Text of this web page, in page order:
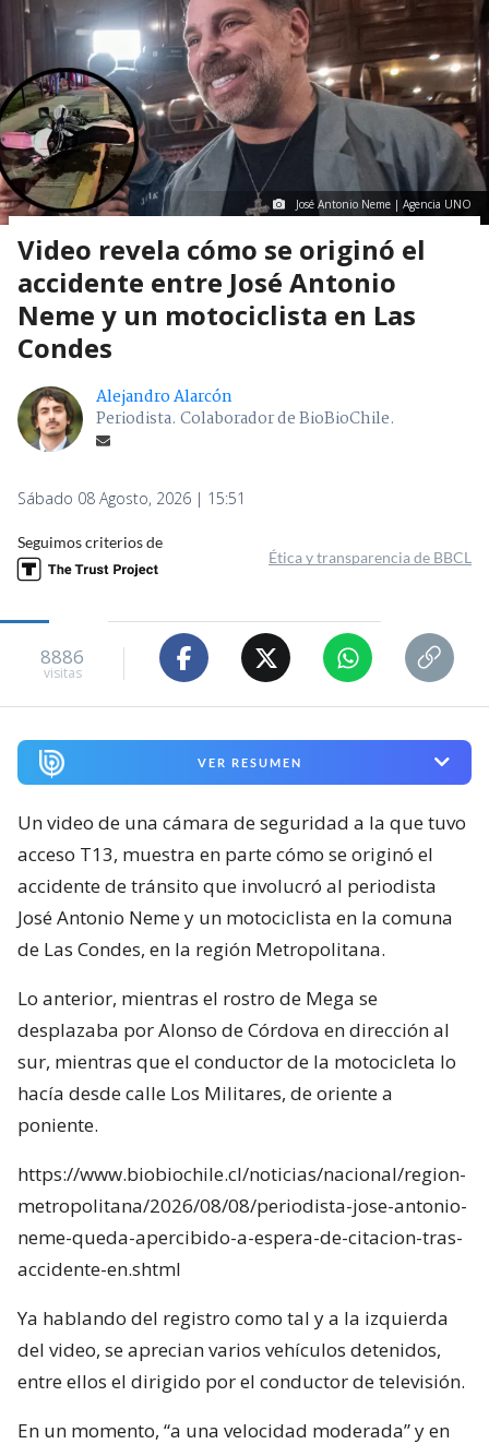
José Antonio Neme | Agencia UNO
Video revela cómo se originó el
accidente entre José Antonio
Neme y un motociclista en Las
Condes
Alejandro Alarcón
Periodista. Colaborador de BioBioChile.
Sábado 08 Agosto, 2026 | 15:51
Seguimos criterios de
Ética y transparencia de BBCL
8886
visitas
VER RESUMEN
Un video de una cámara de seguridad a la que tuvo
acceso T13, muestra en parte cómo se originó el
accidente de tránsito que involucró al periodista
José Antonio Neme y un motociclista en la comuna
de Las Condes, en la región Metropolitana.
Lo anterior, mientras el rostro de Mega se
desplazaba por Alonso de Córdova en dirección al
sur, mientras que el conductor de la motocicleta lo
hacía desde calle Los Militares, de oriente a
poniente.
https://www.biobiochile.cl/noticias/nacional/region-
metropolitana/2026/08/08/periodista-jose-antonio-
neme-queda-apercibido-a-espera-de-citacion-tras-
accidente-en.shtml
Ya hablando del registro como tal y a la izquierda
del video, se aprecian varios vehículos detenidos,
entre ellos el dirigido por el conductor de televisión.
En un momento, “a una velocidad moderada” y en